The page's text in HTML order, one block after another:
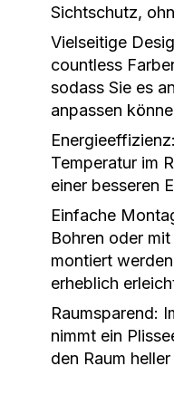
Sichtschutz,
Vielseitige
countless
sodass Sie es
anpassen
Energieeffizienz:
Temperatur im
einer besseren
Einfache
Bohren oder
montiert
erheblich
Raumsparend:
nimmt ein
den Raum